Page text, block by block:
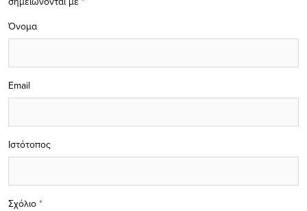
Σχόλιο *
Όνομα
Email
Ιστότοπος